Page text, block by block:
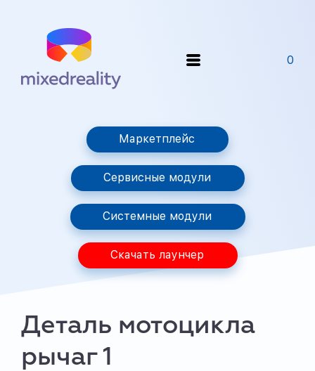
0
Маркетплейс
Сервисные модули
Системные модули
Скачать лаунчер
Деталь мотоцикла
рычаг 1